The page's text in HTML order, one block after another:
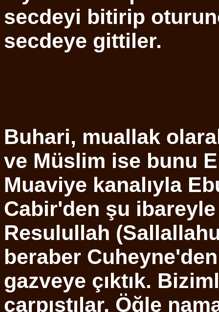
secdeyi bitirip
secdeye gittiler.
Buhari, muallak
ve Müslim ise bunu
Muaviye kanalıyla
Cabir'den şu
Resulullah
beraber
gazveye çıktık.
çarpıştılar. Öğle